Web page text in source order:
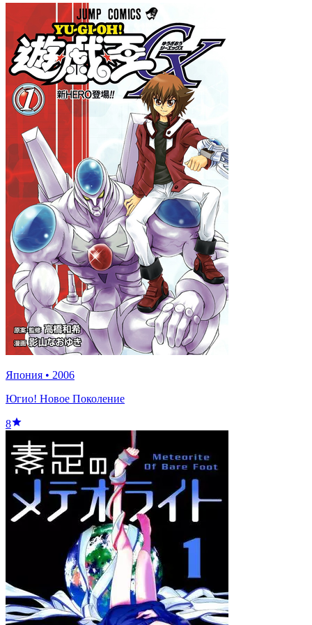
Япония • 2006
Югио! Новое Поколение
8